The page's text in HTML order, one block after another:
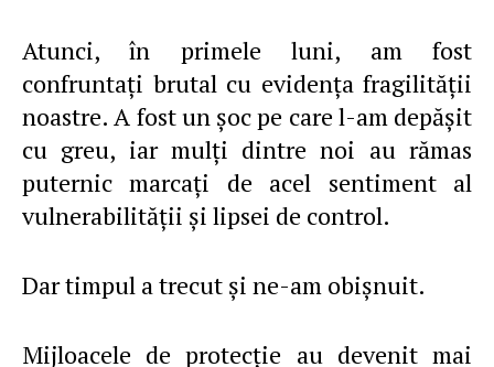
Atunci, în primele luni, am fost
confruntaţi brutal cu evidenţa fragilităţii
noastre. A fost un şoc pe care l-am depăşit
cu greu, iar mulţi dintre noi au rămas
puternic marcaţi de acel sentiment al
vulnerabilităţii şi lipsei de control.
Dar timpul a trecut şi ne-am obişnuit.
Mijloacele de protecţie au devenit mai